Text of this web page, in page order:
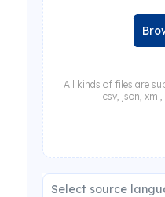
All kinds of files are
csv, json,
Select source